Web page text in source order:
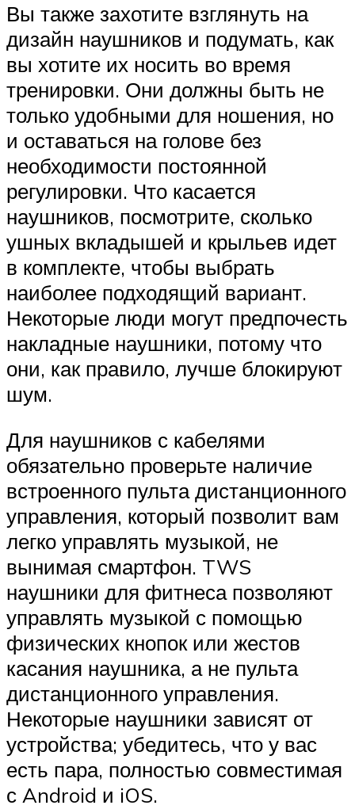
Вы также захотите взглянуть на
дизайн наушников и подумать, как
вы хотите их носить во время
тренировки. Они должны быть не
только удобными для ношения, но
и оставаться на голове без
необходимости постоянной
регулировки. Что касается
наушников, посмотрите, сколько
ушных вкладышей и крыльев идет
в комплекте, чтобы выбрать
наиболее подходящий вариант.
Некоторые люди могут предпочесть
накладные наушники, потому что
они, как правило, лучше блокируют
шум.
Для наушников с кабелями
обязательно проверьте наличие
встроенного пульта дистанционного
управления, который позволит вам
легко управлять музыкой, не
вынимая смартфон. TWS
наушники для фитнеса позволяют
управлять музыкой с помощью
физических кнопок или жестов
касания наушника, а не пульта
дистанционного управления.
Некоторые наушники зависят от
устройства; убедитесь, что у вас
есть пара, полностью совместимая
с Android и iOS.